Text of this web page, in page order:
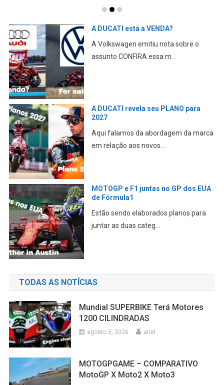
A DUCATI está a VENDA?
A Volkswagen emitiu nota sobre o
assunto CONFIRA essa m...
A DUCATI revela seu PLANO para
2027
Aqui falamos da abordagem da marca
em relação aos novos...
MOTOGP e F1 juntas no GP dos EUA
de Fórmula1
Estão sendo elaborados planos para
juntar as duas categ...
TODAS AS NOTÍCIAS
Mundial SUPERBIKE Terá Motores
1200 CILINDRADAS
agosto 5, 2026 ariel
MOTOGPGAME – COMPARATIVO
MotoGP X Moto2 X Moto3